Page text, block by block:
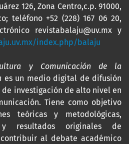
126, Zona Centro,c.p. 91000,
teléfono +52 (228) 167 06 20,
revistabalaju@uv.mx y
index.php/balaju
y Comunicación de la
es un medio digital de difusión
de investigación de alto nivel en
Tiene como objetivo
teóricas y metodológicas,
resultados originales de
al debate académico